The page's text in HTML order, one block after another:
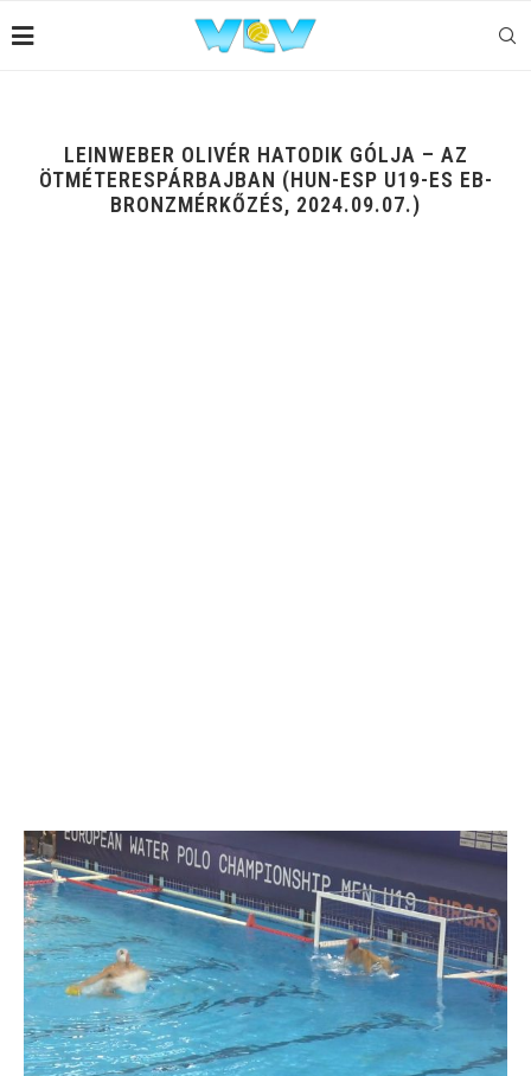
LEINWEBER OLIVÉR HATODIK GÓLJA – AZ
ÖTMÉTERESPÁRBAJBAN (HUN-ESP U19-ES EB-
BRONZMÉRKŐZÉS, 2024.09.07.)